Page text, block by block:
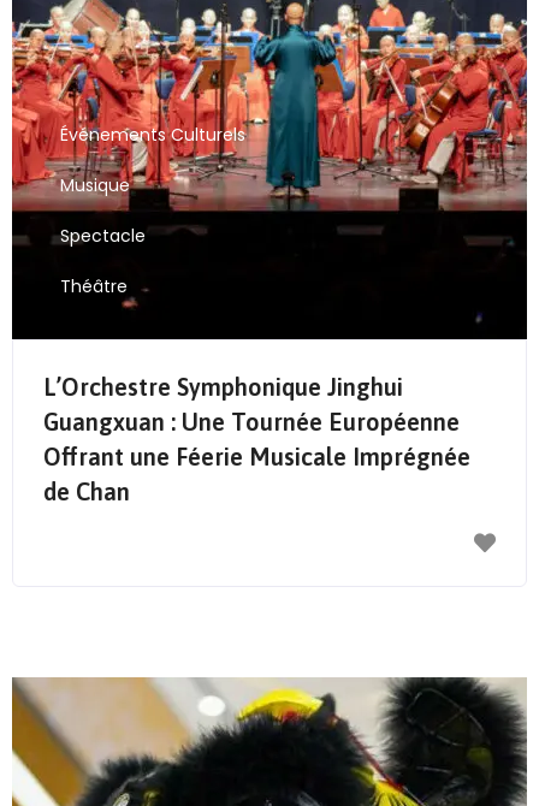
Événements Culturels
Musique
Spectacle
Théâtre
L’Orchestre Symphonique Jinghui
Guangxuan : Une Tournée Européenne
Offrant une Féerie Musicale Imprégnée
de Chan